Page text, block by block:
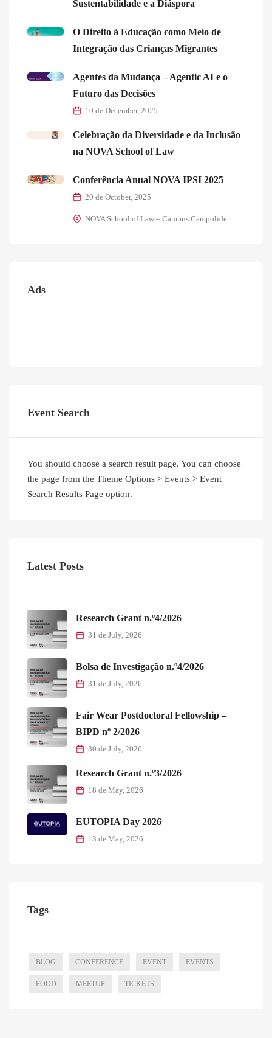
Sustentabilidade e a Diáspora
O Direito à Educação como Meio de
Integração das Crianças Migrantes
Agentes da Mudança – Agentic AI e o
Futuro das Decisões
10 de December, 2025
Celebração da Diversidade e da Inclusão
na NOVA School of Law
Conferência Anual NOVA IPSI 2025
20 de October, 2025
NOVA School of Law – Campus Campolide
Ads
Event Search
You should choose a search result page. You can choose
the page from the Theme Options > Events > Event
Search Results Page option.
Latest Posts
Research Grant n.º4/2026
31 de July, 2026
Bolsa de Investigação n.º4/2026
31 de July, 2026
Fair Wear Postdoctoral Fellowship –
BIPD nº 2/2026
30 de July, 2026
Research Grant n.º3/2026
18 de May, 2026
EUTOPIA Day 2026
13 de May, 2026
Tags
BLOG CONFERENCE EVENT EVENTS
FOOD MEETUP TICKETS